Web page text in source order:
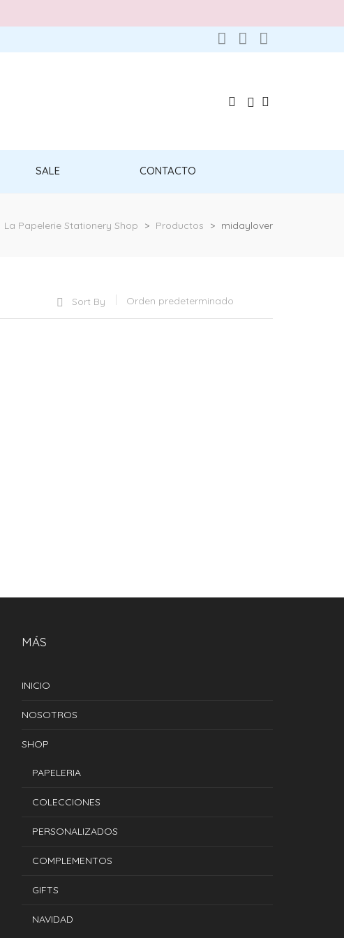
SALE CONTACTO
La Papelerie Stationery Shop > Productos > midaylover
Sort By
MÁS
INICIO
NOSOTROS
SHOP
PAPELERIA
COLECCIONES
PERSONALIZADOS
COMPLEMENTOS
GIFTS
NAVIDAD